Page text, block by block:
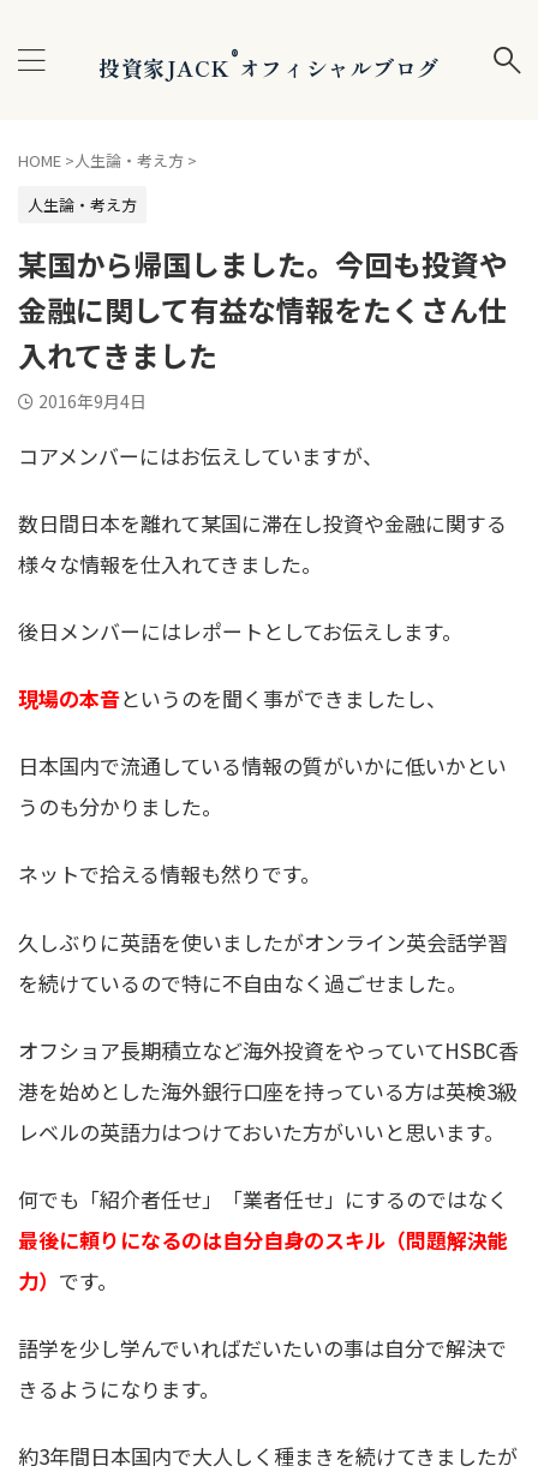
投資家JACK®オフィシャルブログ
HOME >人生論・考え方 >
人生論・考え方
某国から帰国しました。今回も投資や
金融に関して有益な情報をたくさん仕
入れてきました
2016年9月4日
コアメンバーにはお伝えしていますが、
数日間日本を離れて某国に滞在し投資や金融に関する
様々な情報を仕入れてきました。
後日メンバーにはレポートとしてお伝えします。
現場の本音というのを聞く事ができましたし、
日本国内で流通している情報の質がいかに低いかとい
うのも分かりました。
ネットで拾える情報も然りです。
久しぶりに英語を使いましたがオンライン英会話学習
を続けているので特に不自由なく過ごせました。
オフショア長期積立など海外投資をやっていてHSBC香
港を始めとした海外銀行口座を持っている方は英検3級
レベルの英語力はつけておいた方がいいと思います。
何でも「紹介者任せ」「業者任せ」にするのではなく
最後に頼りになるのは自分自身のスキル（問題解決能
力） です。
語学を少し学んでいればだいたいの事は自分で解決で
きるようになります。
約3年間日本国内で大人しく種まきを続けてきましたが